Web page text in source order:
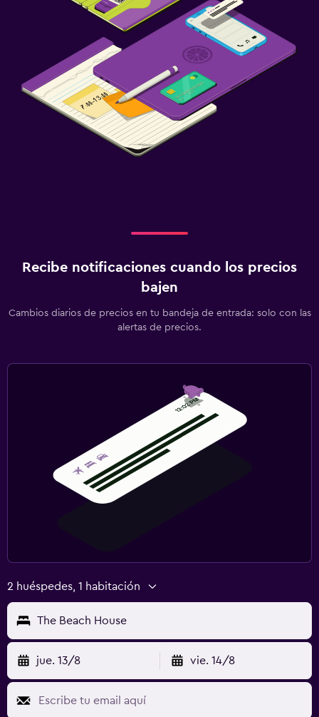
Recibe notificaciones cuando los precios
bajen
Cambios diarios de precios en tu bandeja de entrada: solo con las
alertas de precios.
2 huéspedes, 1 habitación
The Beach House
jue. 13/8 vie. 14/8